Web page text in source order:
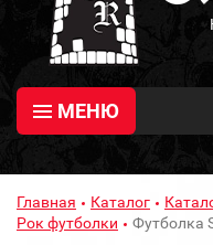
МЕНЮ
Главная Каталог
Рок футболки
Футболка